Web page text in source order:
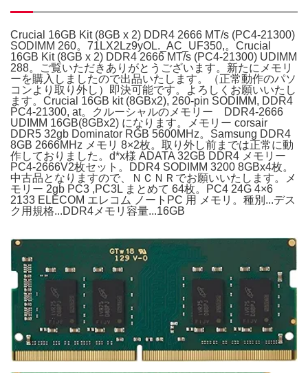
Crucial 16GB Kit (8GB x 2) DDR4 2666 MT/s (PC4-21300)
SODIMM 260。71LX2Lz9yOL._AC_UF350,。Crucial
16GB Kit (8GB x 2) DDR4 2666 MT/s (PC4-21300) UDIMM
288。ご覧いただきありがとうございます。新たにメモリ
ーを購入しましたので出品いたします。（正常動作のパソ
コンより取り外し）即決可能です。よろしくお願いいたし
ます。Crucial 16GB kit (8GBx2), 260-pin SODIMM, DDR4
PC4-21300, at。クルーシャルのメモリー DDR4-2666
UDIMM 16GB(8GBx2) になります。メモリー corsair
DDR5 32gb Dominator RGB 5600MHz。Samsung DDR4
8GB 2666MHz メモリ 8×2枚。取り外し前までは正常に動
作しておりました。d*x様 ADATA 32GB DDR4 メモリー
PC4-2666V2枚セット。DDR4 SODIMM 3200 8GBx4枚。
中古品となりますので、ＮＣＮＲでお願いいたします。メ
モリー 2gb PC3 ,PC3L まとめて 64枚。PC4 24G 4×6
2133 ELECOM エレコム ノートPC 用 メモリ。種別...デス
ク用規格...DDR4メモリ容量...16GB